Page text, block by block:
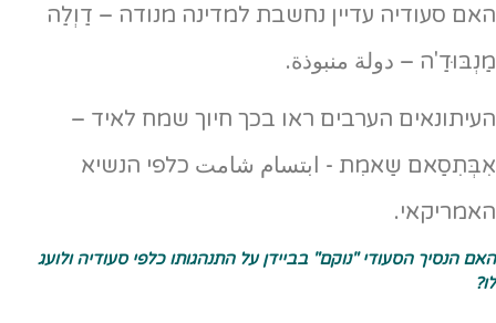
האם סעודיה עדיין נחשבת למדינה מנודה – דַוְלַה
מַנְבּוּדַ'ה – دولة منبوذة.
העיתונאים הערבים ראו בכך חיוך שמח לאיד –
אִבְּתִסַאם שַאמִת ­- ابتسام شامت כלפי הנשיא
האמריקאי.
האם הנסיך הסעודי "נוקם" בביידן על התנהגותו כלפי סעודיה ולועג
לו?